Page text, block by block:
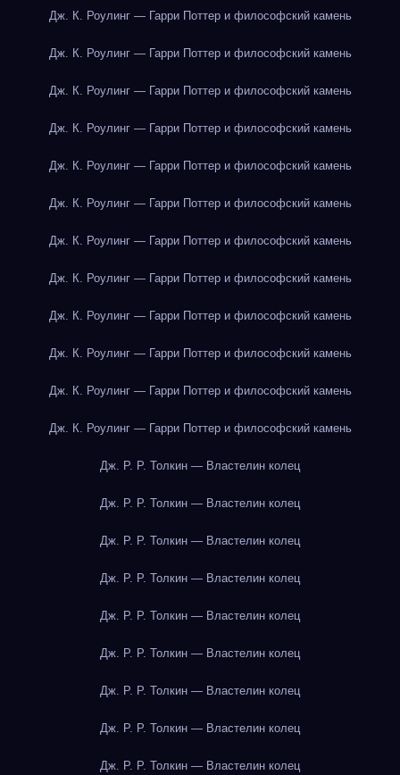
Дж. К. Роулинг — Гарри Поттер и философский камень
Дж. К. Роулинг — Гарри Поттер и философский камень
Дж. К. Роулинг — Гарри Поттер и философский камень
Дж. К. Роулинг — Гарри Поттер и философский камень
Дж. К. Роулинг — Гарри Поттер и философский камень
Дж. К. Роулинг — Гарри Поттер и философский камень
Дж. К. Роулинг — Гарри Поттер и философский камень
Дж. К. Роулинг — Гарри Поттер и философский камень
Дж. К. Роулинг — Гарри Поттер и философский камень
Дж. К. Роулинг — Гарри Поттер и философский камень
Дж. К. Роулинг — Гарри Поттер и философский камень
Дж. К. Роулинг — Гарри Поттер и философский камень
Дж. Р. Р. Толкин — Властелин колец
Дж. Р. Р. Толкин — Властелин колец
Дж. Р. Р. Толкин — Властелин колец
Дж. Р. Р. Толкин — Властелин колец
Дж. Р. Р. Толкин — Властелин колец
Дж. Р. Р. Толкин — Властелин колец
Дж. Р. Р. Толкин — Властелин колец
Дж. Р. Р. Толкин — Властелин колец
Дж. Р. Р. Толкин — Властелин колец